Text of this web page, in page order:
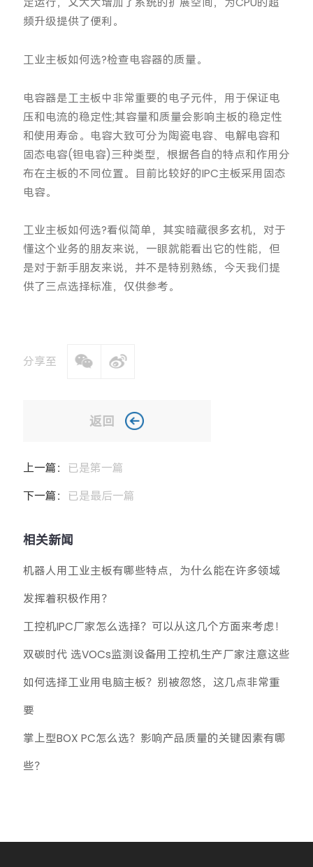
频升级提供了便利。
工业主板如何选?检查电容器的质量。
电容器是工主板中非常重要的电子元件，用于保证电
压和电流的稳定性;其容量和质量会影响主板的稳定性
和使用寿命。电容大致可分为陶瓷电容、电解电容和
固态电容(钽电容)三种类型，根据各自的特点和作用分
布在主板的不同位置。目前比较好的IPC主板采用固态
电容。
工业主板如何选?看似简单，其实暗藏很多玄机，对于
懂这个业务的朋友来说，一眼就能看出它的性能，但
是对于新手朋友来说，并不是特别熟练，今天我们提
供了三点选择标准，仅供参考。
分享至
返回
上一篇： 已是第一篇
下一篇： 已是最后一篇
相关新闻
机器人用工业主板有哪些特点，为什么能在许多领域
发挥着积极作用？
工控机IPC厂家怎么选择？可以从这几个方面来考虑！
双碳时代 选VOCs监测设备用工控机生产厂家注意这些
如何选择工业用电脑主板？别被忽悠，这几点非常重
要
掌上型BOX PC怎么选？影响产品质量的关键因素有哪
些？